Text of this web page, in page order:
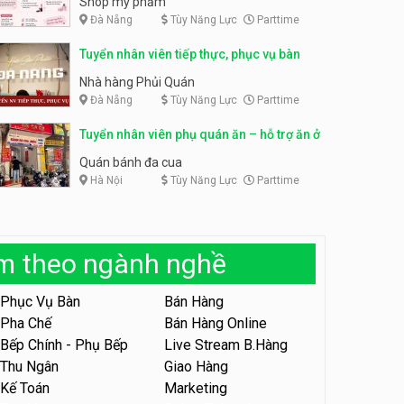
trực page, thu ngân parttime
GRAVI ESCAPE ROOM
Tuyển nhân viên bán hàng,
KIBO KIDS
Tuyển nhân viên edit ảnh,
Công ty
Tuyển nhân viên tiếp thực,
Tuyển nhân viên phục vụ ca
tối – quán kem dừa
Quán kem dừa
Tuyển nhân viên phụ bếp –
Bún Đậu Mắm Tôm – Bếp
Bún Đậu Mắm Tôm - Bếp Tiên
Đà Nẵng Tùy Năng Lực Parttime
Tuyển nhân viên tiếp thực, phục vụ bàn
Nhà hàng Phủi Quán
Đà Nẵng Tùy Năng Lực Parttime
Tuyển nhân viên phụ quán ăn – hỗ trợ ăn ở
Quán bánh đa cua
Hà Nội Tùy Năng Lực Parttime
theo ngành nghề
Phục Vụ Bàn
Bán Hàng
Pha Chế
Bán Hàng Online
Bếp Chính - Phụ Bếp
Live Stream B.Hàng
Thu Ngân
Giao Hàng
Kế Toán
Marketing